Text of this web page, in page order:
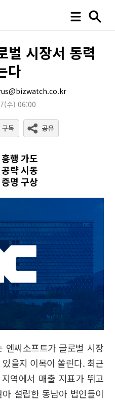
벌 시장서 동력
다
(수) 06:00
행 가도
략 시동
명 구상
엔씨소프트가 글로벌 시장
을지 이목이 쏠린다. 최근
역에서 매출 지표가 뛰고
설립한 동남아 법인들이